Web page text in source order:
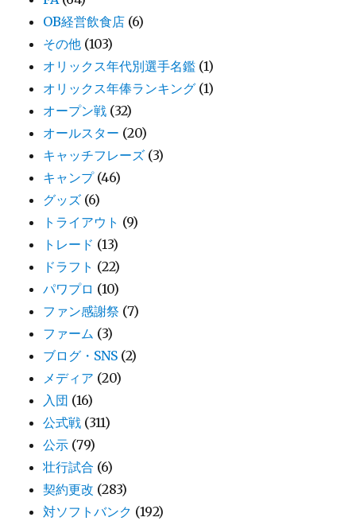
OB経営飲食店 (6)
その他 (103)
オリックス年代別選手名鑑 (1)
オリックス年俸ランキング (1)
オープン戦 (32)
オールスター (20)
キャッチフレーズ (3)
キャンプ(46)
グッズ (6)
トライアウト (9)
トレード (13)
ドラフト (22)
パワプロ (10)
ファン感謝祭 (7)
ファーム (3)
ブログ・SNS (2)
メディア (20)
入団 (16)
公式戦 (311)
公示 (79)
壮行試合 (6)
契約更改 (283)
対ソフトバンク (192)